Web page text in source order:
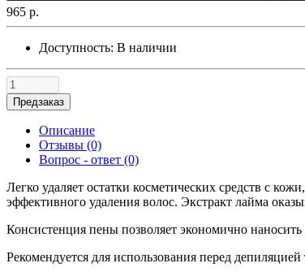
965 р.
Доступность: В наличии
Предзаказ
Описание
Отзывы (0)
Вопрос - ответ (0)
Легко удаляет остатки косметических средств с
эффективного удаления волос. Экстракт лайма
Консистенция пены позволяет экономично
Рекомендуется для использования перед